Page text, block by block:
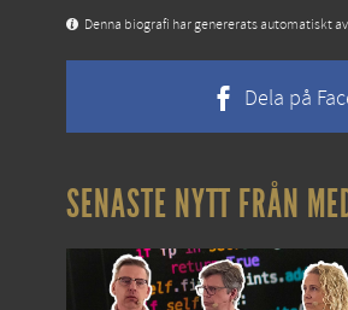
Denna biografi har genererats automatiskt
Dela på
SENASTE NYTT FRÅN